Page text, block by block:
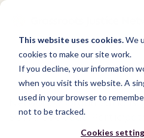
This website uses cookies.We
cookies to make our site work.
If you decline, your information
when you visit this website. A
used in your browser to
not to be tracked.
Cookies
Network / Organizations
SOPA: Sociedad